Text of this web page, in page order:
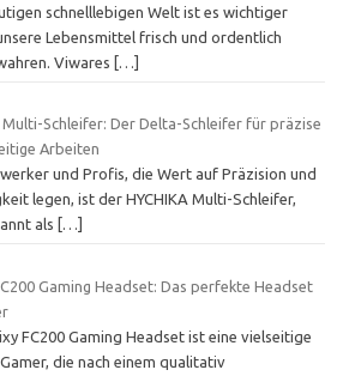
schnelllebigen Welt ist es wichtiger
Lebensmittel frisch und ordentlich
Viwares
[…]
Multi-Schleifer: Der Delta-Schleifer für präzise
Arbeiten
und Profis, die Wert auf Präzision und
legen, ist der HYCHIKA Multi-Schleifer,
als
[…]
Gaming Headset: Das perfekte Headset
FC200 Gaming Headset ist eine vielseitige
die nach einem qualitativ